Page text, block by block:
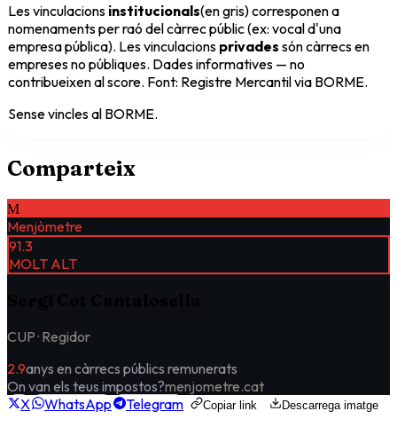
Les vinculacions institucionals(en gris) corresponen a
nomenaments per raó del càrrec públic (ex: vocal d'una
empresa pública). Les vinculacions privades són càrrecs en
empreses no públiques. Dades informatives — no
contribueixen al score. Font: Registre Mercantil via BORME.
Sense vincles al BORME.
Comparteix
M
Menjòmetre
91.3
MOLT ALT
CUP · Regidor
2.9anys en càrrecs públics remunerats
On van els teus impostos?menjometre.cat
X
WhatsApp Telegram Copiar link Descarrega imatge